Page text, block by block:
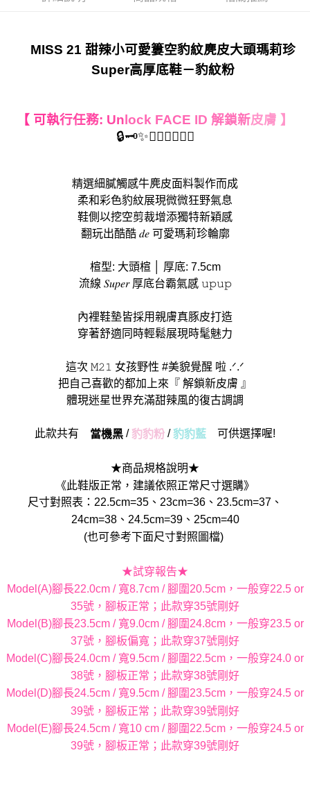
MISS 21 甜辣小可愛簍空豹紋麂皮大頭瑪莉珍
Super高厚底鞋－豹紋粉
【 可執行任務: Unlock FACE ID 解鎖新皮膚 】
🔒🗝️✨🤦‍♀️🙋‍♀️🤷‍♀️
精選細膩觸感牛麂皮面料製作而成
柔和彩色豹紋展現微微狂野氣息
鞋側以挖空剪裁增添獨特新穎感
翻玩出酷酷 𝑑𝑒 可愛瑪莉珍輪廓
楦型: 大頭楦 │ 厚底: 7.5cm
流線 𝑆𝑢𝑝𝑒𝑟 厚底台霸氣感 𝚞𝚙𝚞𝚙
內裡鞋墊皆採用親膚真豚皮打造
穿著舒適同時輕鬆展現時髦魅力
這次 𝙼𝟸𝟷 女孩野性 #美貌覺醒 啦 .ᐟ.ᐟ
把自己喜歡的都加上來『 解鎖新皮膚 』
體現迷星世界充滿甜辣風的復古調調
此款共有 當機黑 / 豹豹粉 /豹豹藍 可供選擇喔!
★商品規格說明★
《此鞋版正常，建議依照正常尺寸選購》
尺寸對照表：22.5cm=35、23cm=36、23.5cm=37、
24cm=38、24.5cm=39、25cm=40
(也可參考下面尺寸對照圖檔)
★試穿報告★
Model(A)腳長22.0cm / 寬8.7cm / 腳圍20.5cm，一般穿22.5 or
35號，腳板正常；此款穿35號剛好
Model(B)腳長23.5cm / 寬9.0cm / 腳圍24.8cm，一般穿23.5 or
37號，腳板偏寬；此款穿37號剛好
Model(C)腳長24.0cm / 寬9.5cm / 腳圍22.5cm，一般穿24.0 or
38號，腳板正常；此款穿38號剛好
Model(D)腳長24.5cm / 寬9.5cm / 腳圍23.5cm，一般穿24.5 or
39號，腳板正常；此款穿39號剛好
Model(E)腳長24.5cm / 寬10 cm / 腳圍22.5cm，一般穿24.5 or
39號，腳板正常；此款穿39號剛好